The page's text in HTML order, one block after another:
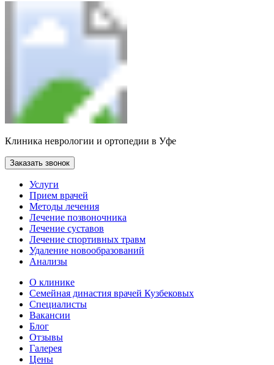
Клиника неврологии и ортопедии в Уфе
Заказать звонок
Услуги
Прием врачей
Методы лечения
Лечение позвоночника
Лечение суставов
Лечение спортивных травм
Удаление новообразований
Анализы
О клинике
Семейная династия врачей Кузбековых
Специалисты
Вакансии
Блог
Отзывы
Галерея
Цены